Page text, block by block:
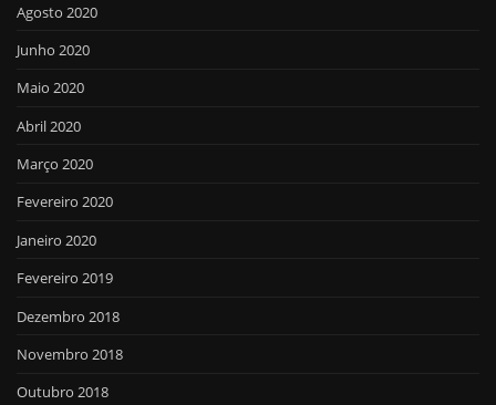
Agosto 2020
Junho 2020
Maio 2020
Abril 2020
Março 2020
Fevereiro 2020
Janeiro 2020
Fevereiro 2019
Dezembro 2018
Novembro 2018
Outubro 2018